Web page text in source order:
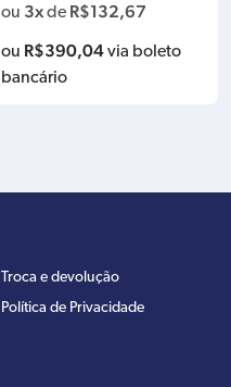
ou 3xde R$132,67
ou R$390,04via boleto
bancário
Troca e devolução
Política de Privacidade